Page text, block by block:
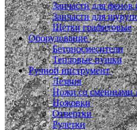
Запчасти для фенов
Запчасти для
Щетки графитовые
Оборудование
Бетоносмесители
Тепловые пушки
Ручной инструмент
Лезвия
Ножи со сменными
Ножовки
Отвертки
Рулетки